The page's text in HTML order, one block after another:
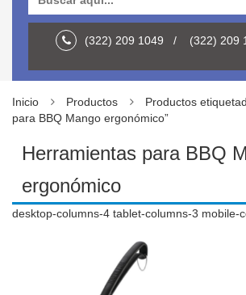
(322) 209 1049 / (322) 209
Inicio Productos
Productos
para BBQ Mango ergonómico”
Herramientas para BBQ
ergonómico
desktop-columns-4 tablet-columns-3 mobile-